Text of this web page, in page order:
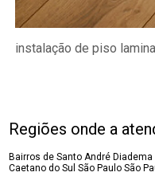
instalação de piso
Regiões onde a
Bairros de Santo André Diadema
Caetano do SulSão Paulo São